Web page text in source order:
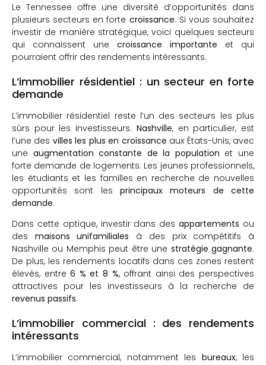
Le Tennessee offre une diversité d’opportunités dans
plusieurs secteurs en forte croissance. Si vous souhaitez
investir de manière stratégique, voici quelques secteurs
qui connaissent une croissance importante et qui
pourraient offrir des rendements intéressants.
L’immobilier résidentiel : un secteur en forte
demande
L’immobilier résidentiel reste l’un des secteurs les plus
sûrs pour les investisseurs. Nashville, en particulier, est
l’une des villes les plus en croissance aux États-Unis, avec
une augmentation constante de la population et une
forte demande de logements. Les jeunes professionnels,
les étudiants et les familles en recherche de nouvelles
opportunités sont les principaux moteurs de cette
demande.
Dans cette optique, investir dans desappartements ou
des maisons unifamiliales à des prix compétitifs à
Nashville ou Memphis peut être une stratégie gagnante.
De plus, les rendements locatifs dans ces zones restent
élevés, entre6 % et 8 %, offrant ainsi des perspectives
attractives pour les investisseurs à la recherche de
revenus passifs.
L’immobilier commercial : des rendements
intéressants
L’immobilier commercial, notamment les bureaux, les